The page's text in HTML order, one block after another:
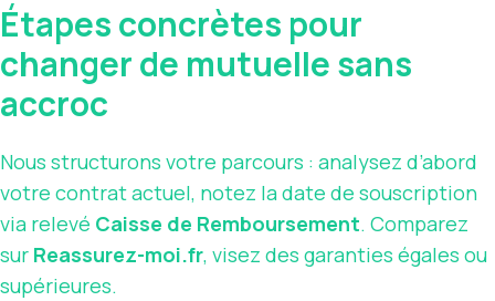
Étapes concrètes pour
changer de mutuelle sans
accroc
Nous structurons votre parcours : analysez d’abord
votre contrat actuel, notez la date de souscription
via relevé Caisse de Remboursement. Comparez
sur Reassurez-moi.fr, visez des garanties égales ou
supérieures.